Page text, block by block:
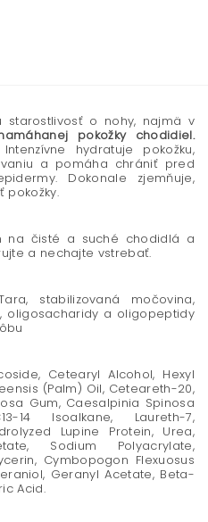
starostlivosť o nohy, najmä v
pokožky chodidiel.
hydratuje pokožku,
a pomáha chrániť pred
Dokonale zjemňuje,
pokožky.
na čisté a suché chodidlá a
a nechajte vstrebať.
stabilizovaná močovina,
oligosacharidy a oligopeptidy
Cetearyl Alcohol, Hexyl
(Palm) Oil, Ceteareth-20,
Gum, Caesalpinia Spinosa
14 Isoalkane, Laureth-7,
Lupine Protein, Urea,
Sodium Polyacrylate,
Cymbopogon Flexuosus
Geranyl Acetate, Beta-
Acid.